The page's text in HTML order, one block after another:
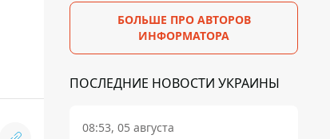
БОЛЬШЕ ПРО АВТОРОВ
ИНФОРМАТОРА
ПОСЛЕДНИЕ НОВОСТИ УКРАИНЫ
08:53, 05 августа